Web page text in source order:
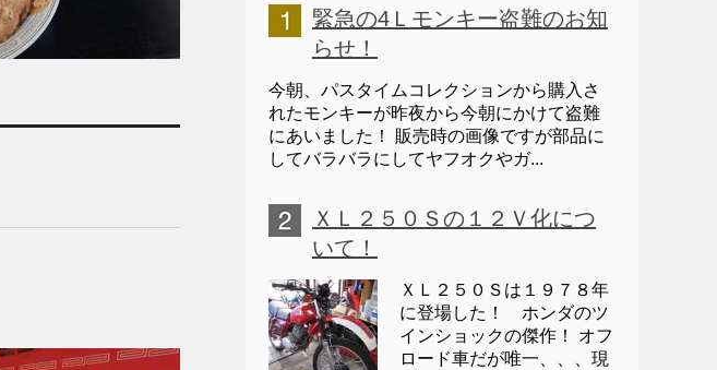
緊急の4Ｌモンキー盗難のお知
らせ！
今朝、パスタイムコレクションから購入さ
れたモンキーが昨夜から今朝にかけて盗難
にあいました！ 販売時の画像ですが部品に
してバラバラにしてヤフオクやガ...
ＸＬ２５０Ｓの１２Ｖ化につ
いて！
ＸＬ２５０Ｓは１９７８年
に登場した！ ホンダのツ
インショックの傑作！ オフ
ロード車だが唯一、、、現